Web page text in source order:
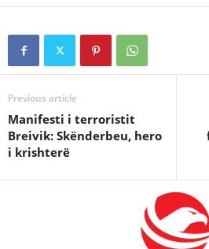
Previous article
Manifesti i terroristit
Breivik: Skënderbeu, hero
i krishterë